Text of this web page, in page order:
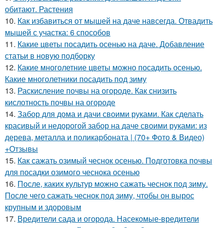
обитают. Растения
10. Как избавиться от мышей на даче навсегда. Отвадить
мышей с участка: 6 способов
11. Какие цветы посадить осенью на даче. Добавление
статьи в новую подборку
12. Какие многолетние цветы можно посадить осенью.
Какие многолетники посадить под зиму
13. Раскисление почвы на огороде. Как снизить
кислотность почвы на огороде
14. Забор для дома и дачи своими руками. Как сделать
красивый и недорогой забор на даче своими руками: из
дерева, металла и поликарбоната | (70+ Фото & Видео)
+Отзывы
15. Как сажать озимый чеснок осенью. Подготовка почвы
для посадки озимого чеснока осенью
16. После, каких культур можно сажать чеснок под зиму.
После чего сажать чеснок под зиму, чтобы он вырос
крупным и здоровым
17. Вредители сада и огорода. Насекомые-вредители